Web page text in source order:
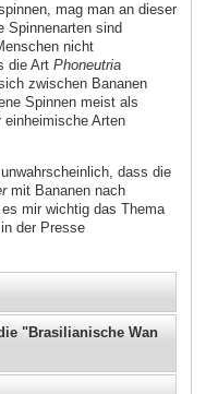
mag man an dieser
Spinnenarten sind
nicht
die Art Phoneutria
zwischen Bananen
Spinnen meist als
einheimische Arten
dass die
mit Bananen nach
mir wichtig das Thema
der Presse
"Brasilianische Wan